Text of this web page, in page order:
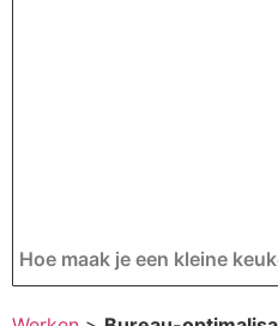
Hoe maak je een kleine